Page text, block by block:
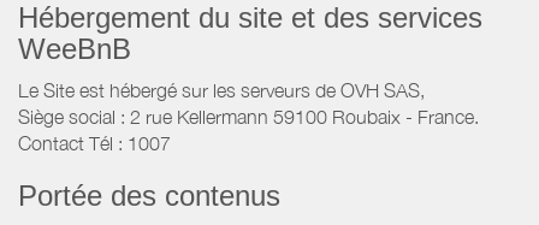
Hébergement du site et des services
WeeBnB
Le Site est hébergé sur les serveurs de OVH SAS,
Siège social : 2 rue Kellermann 59100 Roubaix - France.
Contact Tél : 1007
Portée des contenus